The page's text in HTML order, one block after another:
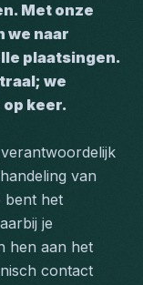
Met onze
we naar
plaatsingen.
we
keer.
van
bent het
hen aan het
contact